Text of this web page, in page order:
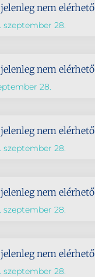
nem elérhető
szeptember 28.
nem elérhető
28.
nem elérhető
szeptember 28.
nem elérhető
szeptember 28.
nem elérhető
szeptember 28.